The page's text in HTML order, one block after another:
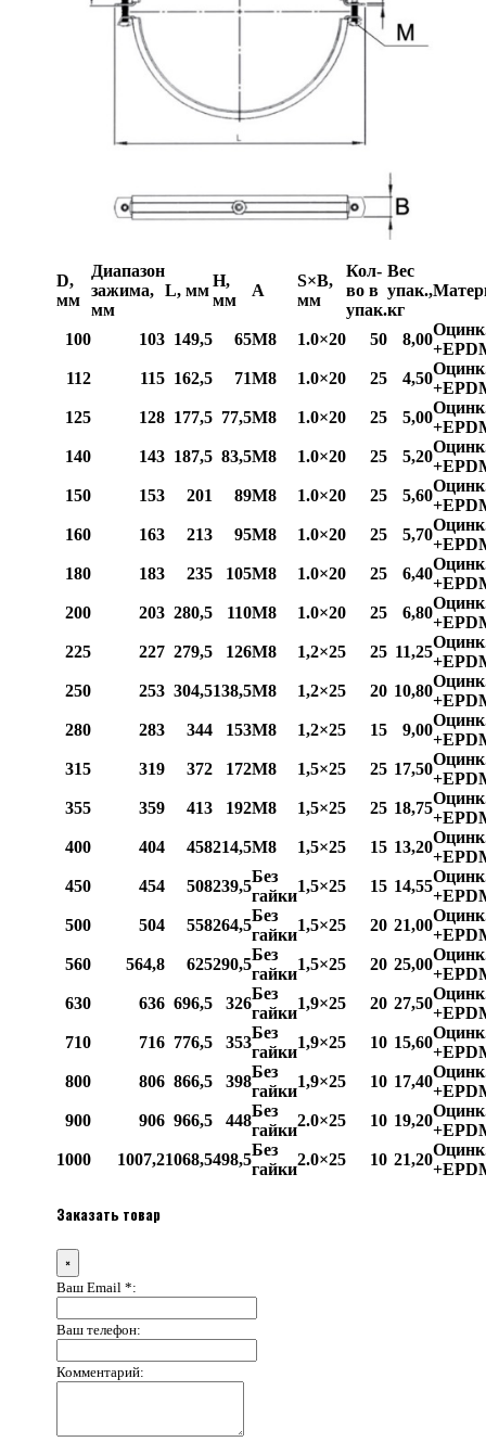
D,
мм
Диапазон
зажима,
мм
L, мм
Н,
мм
А
S×B,
мм
Кол-
во в
упак.
Вес
упак.,
кг
100 103 149,5 65M8 1.0×20 50 8,00
112
115 162,5 71M8 1.0×20 25 4,50
125
128 177,5 77,5M8 1.0×20 25 5,00
140
143 187,5 83,5M8 1.0×20 25 5,20
150
153 201 89M8 1.0×20 25 5,60
160
163 213 95M8 1.0×20 25 5,70
180
183 235 105M8 1.0×20 25 6,40
200
203 280,5 110M8 1.0×20 25 6,80
225
227 279,5 126M8 1,2×25 25 11,25
250
253 304,5138,5M8 1,2×25 20 10,80
280
283 344 153M8 1,2×25 15 9,00
315
319 372 172M8 1,5×25 25 17,50
355
359 413 192M8 1,5×25 25 18,75
400
404 458214,5M8 1,5×25 15 13,20
450
454 508239,5
Без
гайки
1,5×25 15 14,55
500
504 558264,5
Без
гайки
1,5×25 20 21,00
560
564,8 625290,5
Без
гайки
1,5×25 20 25,00
630
636 696,5 326
Без
гайки
1,9×25 20 27,50
710
716 776,5 353
Без
гайки
1,9×25 10 15,60
800
806 866,5 398
Без
гайки
1,9×25 10 17,40
900
906 966,5 448
Без
гайки
2.0×25 10 19,20
1000
1007,21068,5498,5
Без
гайки
2.0×25 10 21,20
Заказать товар
×
Ваш Email *:
Ваш телефон:
Комментарий: